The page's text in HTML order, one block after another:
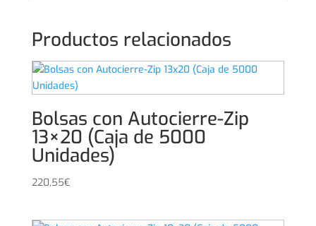
Productos relacionados
Bolsas con Autocierre-Zip
13×20 (Caja de 5000
Unidades)
220,55€